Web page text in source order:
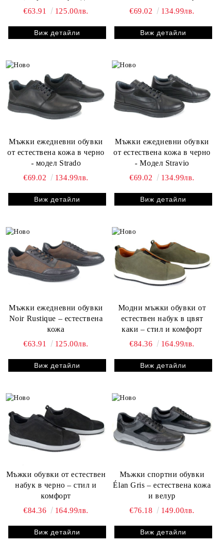
€63.91
125.00лв.
Виж детайли
€69.02
134.99лв.
Виж детайли
Мъжки ежедневни обувки
от естествена кожа в черно
- модел Strado
€69.02
134.99лв.
Виж детайли
Мъжки ежедневни обувки
от естествена кожа в черно
- Модел Stravio
€69.02
134.99лв.
Виж детайли
Мъжки ежедневни обувки
Noir Rustique – естествена
кожа
€63.91
125.00лв.
Виж детайли
Модни мъжки обувки от
естествен набук в цвят
каки – стил и комфорт
€84.36
164.99лв.
Виж детайли
Мъжки обувки от естествен
набук в черно – стил и
комфорт
€84.36
164.99лв.
Виж детайли
Мъжки спортни обувки
Élan Gris – естествена кожа
и велур
€76.18
149.00лв.
Виж детайли